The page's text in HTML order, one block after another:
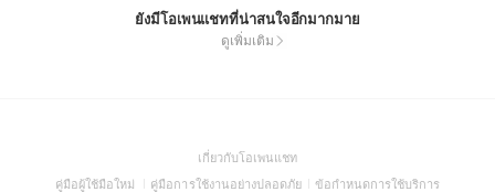
ยังมีโอเพนแชทที่น่าสนใจอีกมากมาย
ดูเพิ่มเติม
เกี่ยวกับโอเพนแชท(Open
in
คู่มือผู้ใช้มือใหม่ (Open
คู่มือการใช้งานอย่างปลอดภัย(Open
ข้อกำหนดการใช้บริการ(Open